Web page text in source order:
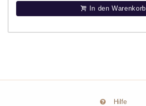
In den Warenkorb
Hilfe